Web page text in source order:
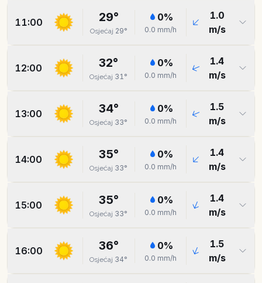
11:00 29°
Osjećaj 29°
0%
0.0 mm/h
1.0
m/s
12:00 32°
Osjećaj 31°
0%
0.0 mm/h
1.4
m/s
13:00 34°
Osjećaj 33°
0%
0.0 mm/h
1.5
m/s
14:00 35°
Osjećaj 33°
0%
0.0 mm/h
1.4
m/s
15:00 35°
Osjećaj 33°
0%
0.0 mm/h
1.4
m/s
16:00 36°
Osjećaj 34°
0%
0.0 mm/h
1.5
m/s